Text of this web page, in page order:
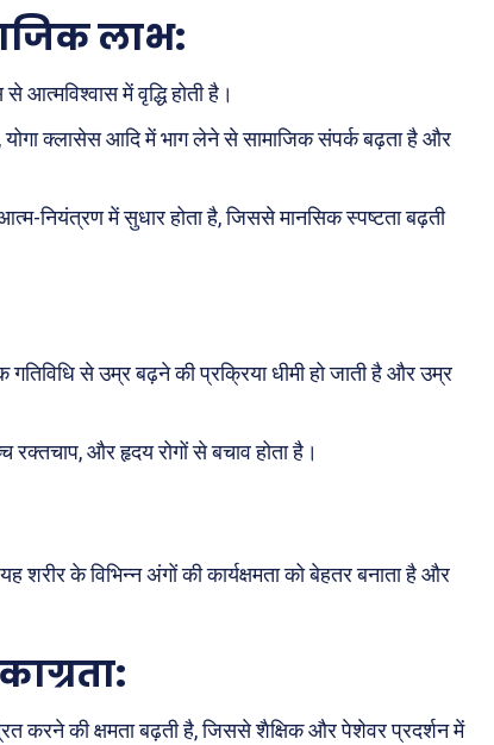
ग़ज़ब
और शिक्षा
लाभ:
में वृद्धि होती है।
योगा क्लासेस आदि में भाग लेने से सामाजिक संपर्क बढ़ता है और
नियंत्रण में सुधार होता है, जिससे मानसिक स्पष्टता बढ़ती
गतिविधि से उम्र बढ़ने की प्रक्रिया धीमी हो जाती है और उम्र
रक्तचाप, और हृदय रोगों से बचाव होता है।
शरीर के विभिन्न अंगों की कार्यक्षमता को बेहतर बनाता है और
:
करने की क्षमता बढ़ती है, जिससे शैक्षिक और पेशेवर प्रदर्शन में